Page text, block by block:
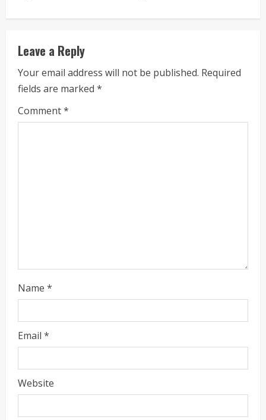
R
e
a
Leave a Reply
Your email address will not be published. Required
fields are marked *
Comment*
Name *
Email *
Website